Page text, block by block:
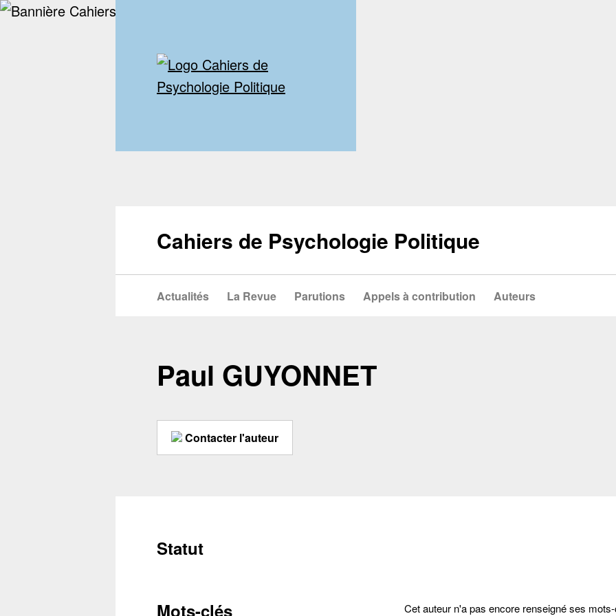
Cahiers de Psychologie Politique
Actualités La Revue Parutions Appels à contribution Auteurs
Paul GUYONNET
Contacter l'auteur
Statut
Mots-clés Cet auteur n'a pas encore renseigné ses